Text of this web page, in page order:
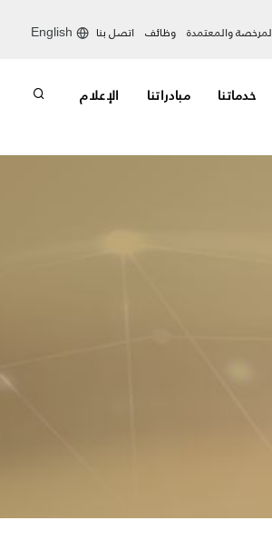
والمعتمدة وظائف اتصل بنا English
خدماتنا مبادراتنا
الإعلام